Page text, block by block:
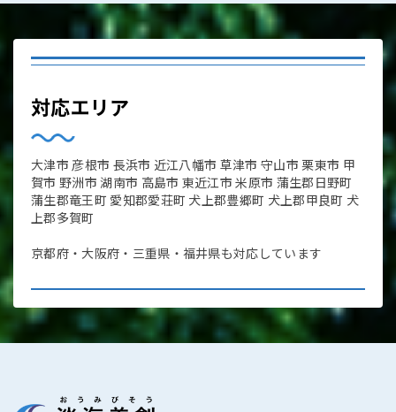
対応エリア
大津市 彦根市 長浜市 近江八幡市 草津市 守山市 栗東市 甲
賀市 野洲市 湖南市 高島市 東近江市 米原市 蒲生郡日野町
蒲生郡竜王町 愛知郡愛荘町 犬上郡豊郷町 犬上郡甲良町 犬
上郡多賀町
京都府・大阪府・三重県・福井県も対応しています